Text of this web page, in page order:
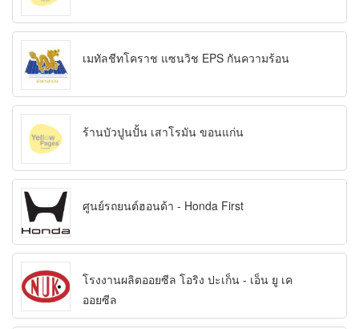
เมทัลชีทโคราช แซนวิช EPS กันความร้อน
ร้านบัวปูนปั้น เสาโรมัน ขอนแก่น
ศูนย์รถยนต์ฮอนด้า - Honda First
โรงงานผลิตออยซีล โอริง ปะเก็น - เอ็น ยู เค
ออยซีล